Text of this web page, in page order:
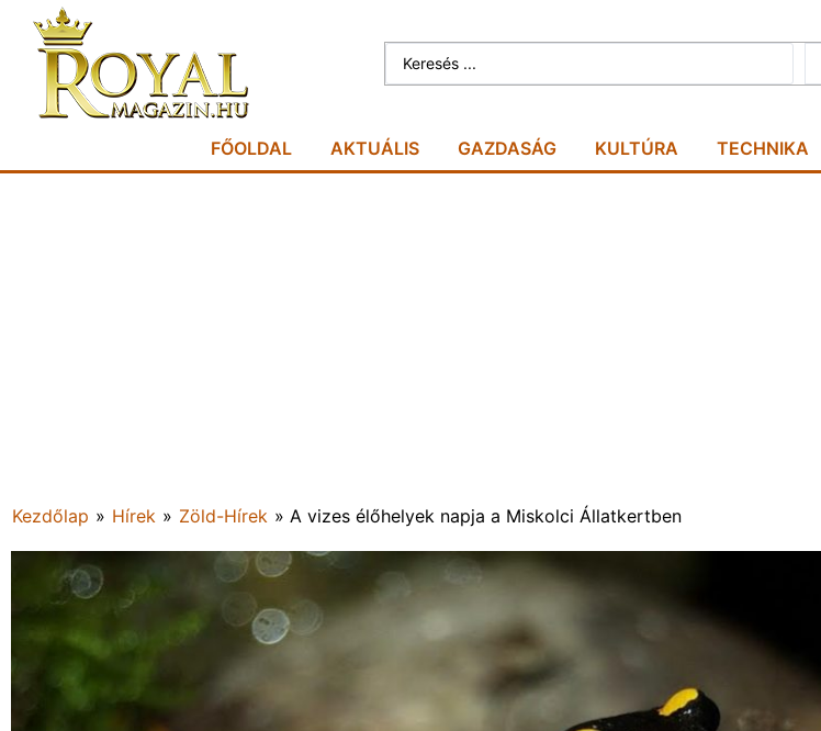
FŐOLDAL AKTUÁLIS GAZDASÁG KULTÚRA TECHNIKA
Kezdőlap » Hírek » Zöld-Hírek » A vizes élőhelyek napja a Miskolci Állatkertben